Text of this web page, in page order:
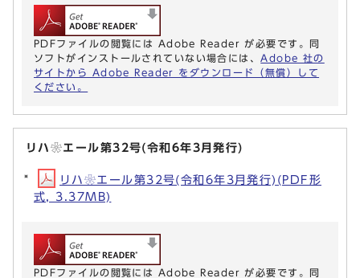
PDFファイルの閲覧には Adobe Reader が必要です。同
ソフトがインストールされていない場合には、 Adobe 社の
サイトから Adobe Reader をダウンロード（無償）して
ください。
リハ❀エール第32号(令和6年3月発行)
リハ❀エール第32号(令和6年3月発行)(PDF形
式, 3.37MB)
PDFファイルの閲覧には Adobe Reader が必要です。同